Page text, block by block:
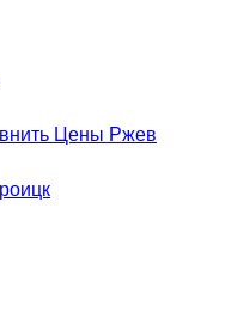
Цены Ржев